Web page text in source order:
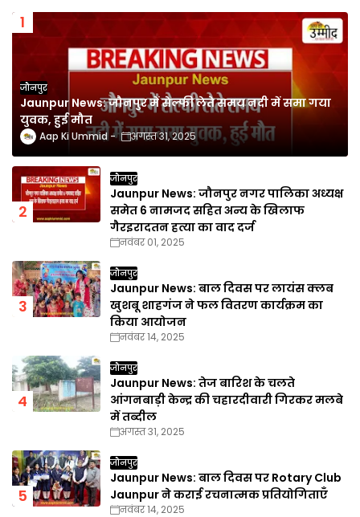
जौनपुर
Jaunpur News: जौनपुर में सेल्फी लेते समय नदी में समा गया
युवक, हुई मौत
Aap Ki Ummid अगस्त 31, 2025
जौनपुर
Jaunpur News: जौनपुर नगर पालिका अध्यक्ष
समेत 6 नामजद सहित अन्य के खिलाफ
गैरइरादतन हत्या का वाद दर्ज
नवंबर 01, 2025
जौनपुर
Jaunpur News: बाल दिवस पर लायंस क्लब
खुशबू शाहगंज ने फल वितरण कार्यक्रम का
किया आयोजन
नवंबर 14, 2025
जौनपुर
Jaunpur News: तेज बारिश के चलते
आंगनबाड़ी केन्द्र की चहारदीवारी गिरकर मलबे
में तब्दील
अगस्त 31, 2025
जौनपुर
Jaunpur News: बाल दिवस पर Rotary Club
Jaunpur ने कराई रचनात्मक प्रतियोगिताएँ
नवंबर 14, 2025